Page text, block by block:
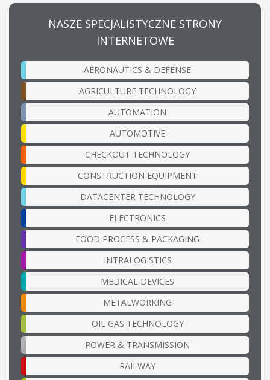
NASZE SPECJALISTYCZNE STRONY
INTERNETOWE
AERONAUTICS & DEFENSE
AGRICULTURE TECHNOLOGY
AUTOMATION
AUTOMOTIVE
CHECKOUT TECHNOLOGY
CONSTRUCTION EQUIPMENT
DATACENTER TECHNOLOGY
ELECTRONICS
FOOD PROCESS & PACKAGING
INTRALOGISTICS
MEDICAL DEVICES
METALWORKING
OIL GAS TECHNOLOGY
POWER & TRANSMISSION
RAILWAY